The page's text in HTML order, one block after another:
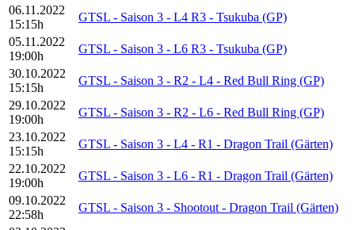
06.11.2022
15:15h
GTSL - Saison 3 - L4 R3 - Tsukuba (GP)
05.11.2022
19:00h
GTSL - Saison 3 - L6 R3 - Tsukuba (GP)
30.10.2022
15:15h
GTSL - Saison 3 - R2 - L4 - Red Bull Ring (GP)
29.10.2022
19:00h
GTSL - Saison 3 - R2 - L6 - Red Bull Ring (GP)
23.10.2022
15:15h
GTSL - Saison 3 - L4 - R1 - Dragon Trail (Gärten)
22.10.2022
19:00h
GTSL - Saison 3 - L6 - R1 - Dragon Trail (Gärten)
09.10.2022
22:58h
GTSL - Saison 3 - Shootout - Dragon Trail (Gärten)